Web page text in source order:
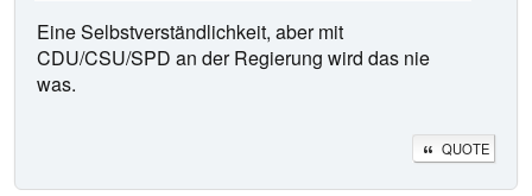
Eine Selbstverständlichkeit, aber mit
CDU/CSU/SPD an der Regierung wird das nie
was.
QUOTE